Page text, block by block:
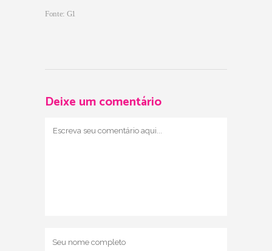
Fonte: G1
Deixe um comentário